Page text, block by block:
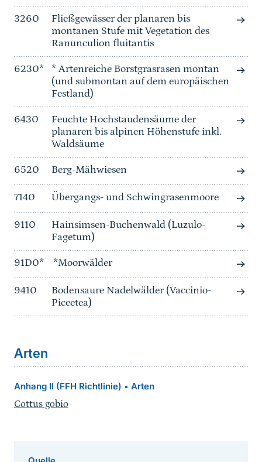
3260
Fließgewässer der planaren bis
montanen Stufe mit Vegetation des
Ranunculion fluitantis
6230*
* Artenreiche Borstgrasrasen montan
(und submontan auf dem europäischen
Festland)
6430
Feuchte Hochstaudensäume der
planaren bis alpinen Höhenstufe inkl.
Waldsäume
6520 Berg-Mähwiesen
7140 Übergangs- und Schwingrasenmoore
9110
Hainsimsen-Buchenwald (Luzulo-
Fagetum)
91D0* *Moorwälder
9410
Bodensaure Nadelwälder (Vaccinio-
Piceetea)
Arten
Anhang II (FFH Richtlinie) • Arten
Cottus gobio